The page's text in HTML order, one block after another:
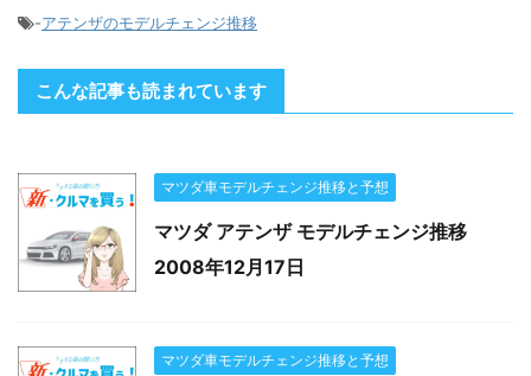
-アテンザのモデルチェンジ推移
こんな記事も読まれています
マツダ車モデルチェンジ推移と予想
マツダ アテンザ モデルチェンジ推移
2008年12月17日
マツダ車モデルチェンジ推移と予想